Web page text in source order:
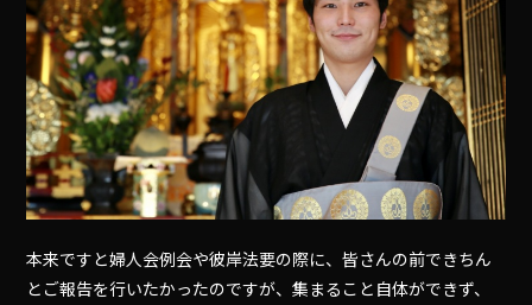
本来ですと婦人会例会や彼岸法要の際に、皆さんの前できちん
とご報告を行いたかったのですが、集まること自体ができず、